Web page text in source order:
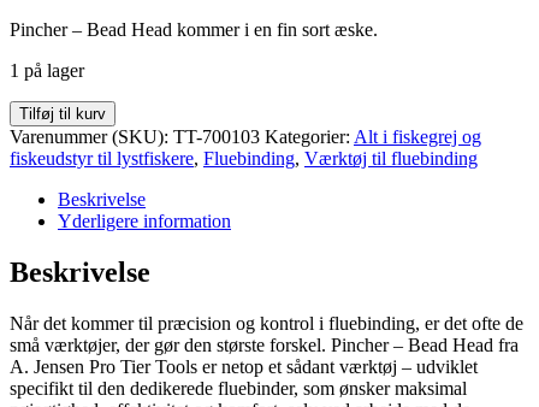
Pincher – Bead Head kommer i en fin sort æske.
1 på lager
Pincher
-
Bead
antal
Tilføj til kurv
Varenummer (SKU): TT-700103 Kategorier: Alt i fiskegrej og
fiskeudstyr til lystfiskere, Fluebinding, Værktøj til fluebinding
Beskrivelse
Yderligere information
Beskrivelse
Når det kommer til præcision og kontrol i fluebinding, er det ofte de
små værktøjer, der gør den største forskel. Pincher – Bead Head fra
A. Jensen Pro Tier Tools er netop et sådant værktøj – udviklet
specifikt til den dedikerede fluebinder, som ønsker maksimal